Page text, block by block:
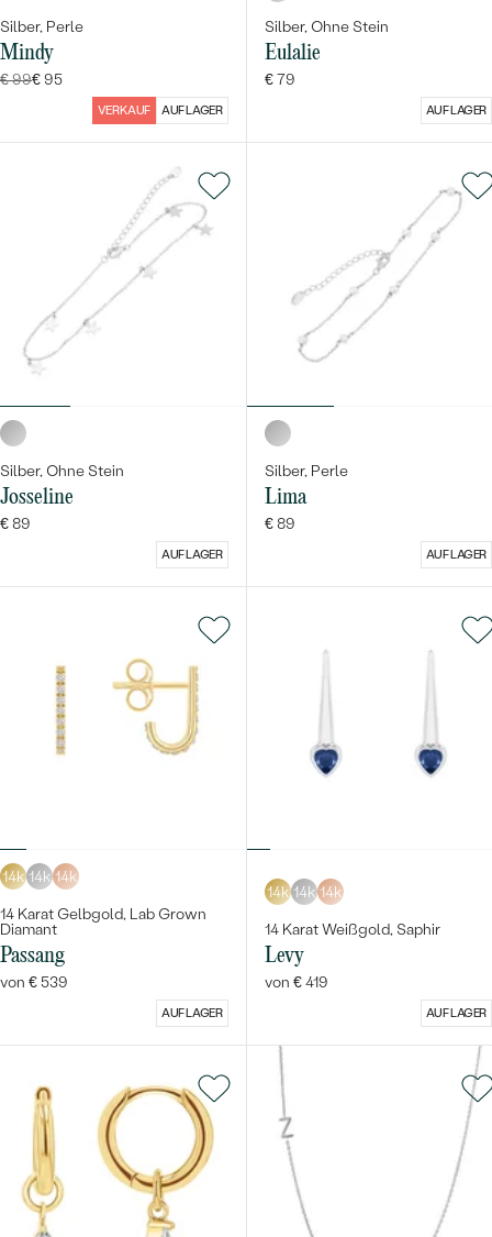
Silber, Perle
Mindy
€ 99€ 95
VERKAUF AUF LAGER
Silber, Ohne Stein
Eulalie
€ 79
AUF LAGER
Silber, Ohne Stein
Josseline
€ 89
AUF LAGER
Silber, Perle
Lima
€ 89
AUF LAGER
14k 14k 14k
14 Karat Gelbgold, Lab Grown
Diamant
Passang
von € 539
AUF LAGER
14k 14k 14k
14 Karat Weißgold, Saphir
Levy
von € 419
AUF LAGER